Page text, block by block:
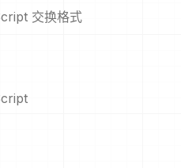
交换格式